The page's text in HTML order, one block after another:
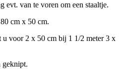
evt. van te voren om een staaltje.
cm x 50 cm.
voor 2 x 50 cm bij 1 1/2 meter 3 x
geknipt.